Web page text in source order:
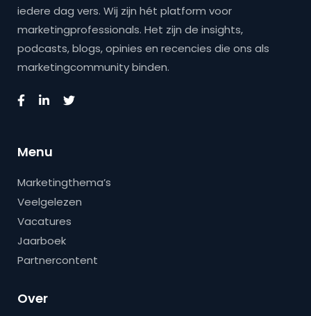
iedere dag vers. Wij zijn hét platform voor
marketingprofessionals. Het zijn de insights,
podcasts, blogs, opinies en recencies die ons als
marketingcommunity binden.
Menu
Marketingthema’s
Veelgelezen
Vacatures
Jaarboek
Partnercontent
Over